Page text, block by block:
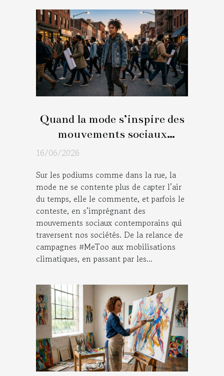
Quand la mode s’inspire des
mouvements sociaux
contemporains
16/06/2026
Sur les podiums comme dans la rue, la
mode ne se contente plus de capter l’air
du temps, elle le commente, et parfois le
conteste, en s’imprégnant des
mouvements sociaux contemporains qui
traversent nos sociétés. De la relance de
campagnes #MeToo aux mobilisations
climatiques, en passant par les...